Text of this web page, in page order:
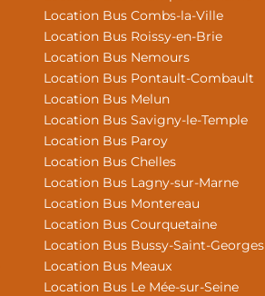
Location Bus Combs-la-Ville
Location Bus Roissy-en-Brie
Location Bus Nemours
Location Bus Pontault-Combault
Location Bus Melun
Location Bus Savigny-le-Temple
Location Bus Paroy
Location Bus Chelles
Location Bus Lagny-sur-Marne
Location Bus Montereau
Location Bus Courquetaine
Location Bus Bussy-Saint-Georges
Location Bus Meaux
Location Bus Le Mée-sur-Seine